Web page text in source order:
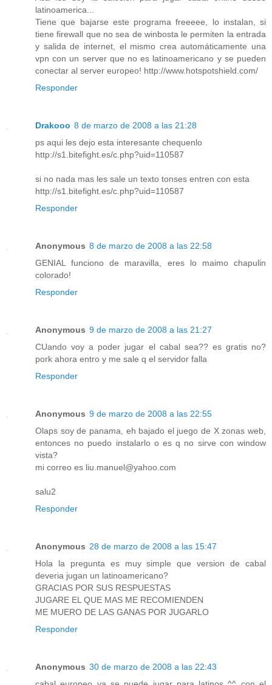
latinoamerica...
Tiene que bajarse este programa freeeee, lo instalan, si
tiene firewall que no sea de winbosta le permiten la entrada
y salida de internet, el mismo crea automáticamente una
vpn con un server que no es latinoamericano y se pueden
conectar al server europeo! http://www.hotspotshield.com/
Responder
Drakooo 8 de marzo de 2008 a las 21:28
ps aqui les dejo esta interesante chequenlo
http://s1.bitefight.es/c.php?uid=110587
si no nada mas les sale un texto tonses entren con esta
http://s1.bitefight.es/c.php?uid=110587
Responder
Anonymous 8 de marzo de 2008 a las 22:58
GENIAL funciono de maravilla, eres lo maimo chapulin
colorado!
Responder
Anonymous 9 de marzo de 2008 a las 21:27
CUando voy a poder jugar el cabal sea?? es gratis no?
pork ahora entro y me sale q el servidor falla
Responder
Anonymous 9 de marzo de 2008 a las 22:55
Olaps soy de panama, eh bajado el juego de X zonas web,
entonces no puedo instalarlo o es q no sirve con window
vista?
mi correo es liu.manuel@yahoo.com
salu2
Responder
Anonymous 28 de marzo de 2008 a las 15:47
Hola la pregunta es muy simple que version de cabal
deveria jugan un latinoamericano?
GRACIAS POR SUS RESPUESTAS
JUGARE EL QUE MAS ME RECOMIENDEN
ME MUERO DE LAS GANAS POR JUGARLO
Responder
Anonymous 30 de marzo de 2008 a las 22:43